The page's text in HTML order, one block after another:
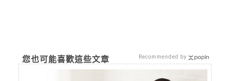
您也可能喜歡這些文章 Recommended by